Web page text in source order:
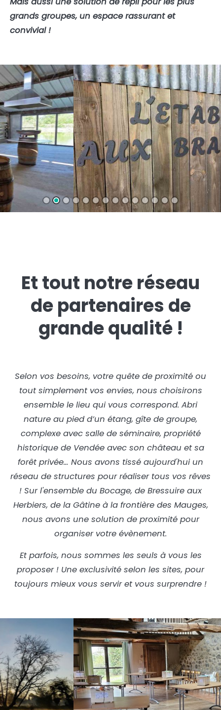
grands groupes, un espace rassurant et
convivial !
Et tout notre réseau
de partenaires de
grande qualité !
Selon vos besoins, votre quête de proximité ou
tout simplement vos envies, nous choisirons
ensemble le lieu qui vous correspond. Abri
nature au pied d’un étang, gîte de groupe,
complexe avec salle de séminaire, propriété
historique de Vendée avec son château et sa
forêt privée… Nous avons tissé aujourd'hui un
réseau de structures pour réaliser tous vos rêves
! Sur l'ensemble du Bocage, de Bressuire aux
Herbiers, de la Gâtine à la frontière des Mauges,
nous avons une solution de proximité pour
organiser votre évènement.
Et parfois, nous sommes les seuls à vous les
proposer ! Une exclusivité selon les sites, pour
toujours mieux vous servir et vous surprendre !